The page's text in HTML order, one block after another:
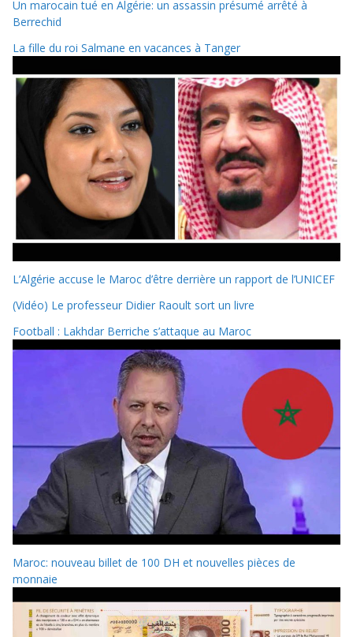
Un marocain tué en Algérie: un assassin présumé arrêté à
Berrechid
La fille du roi Salmane en vacances à Tanger
L’Algérie accuse le Maroc d’être derrière un rapport de l’UNICEF
(Vidéo) Le professeur Didier Raoult sort un livre
Football : Lakhdar Berriche s’attaque au Maroc
Maroc: nouveau billet de 100 DH et nouvelles pièces de
monnaie